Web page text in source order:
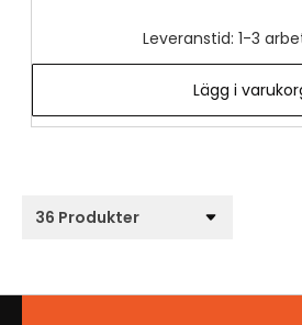
Leveranstid: 1-3
Lägg i